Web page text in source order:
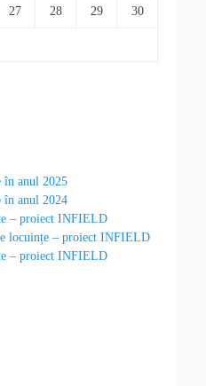
27 28 29 30
în anul 2025
în anul 2024
– proiect INFIELD
locuințe – proiect INFIELD
– proiect INFIELD